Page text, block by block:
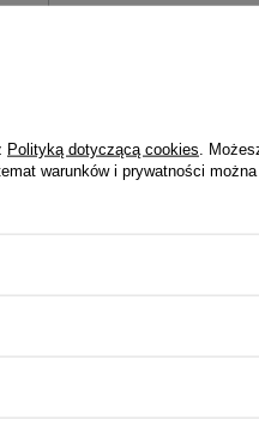
Polityką dotyczącą cookies .
warunków i prywatności